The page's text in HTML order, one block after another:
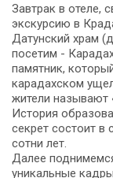
Завтрак в отеле,
экскурсию в
Датунский храм
посетим -
памятник,
карадахском
жители называют
История
секрет состоит в
сотни лет.
Далее
уникальные